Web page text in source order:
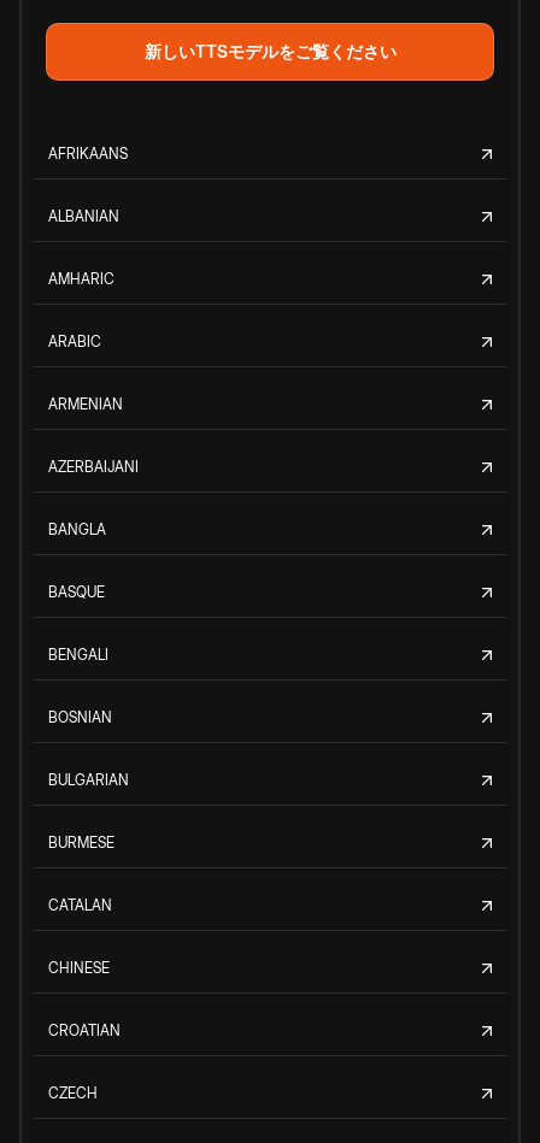
新しいTTSモデルをご覧ください
AFRIKAANS
ALBANIAN
AMHARIC
ARABIC
ARMENIAN
AZERBAIJANI
BANGLA
BASQUE
BENGALI
BOSNIAN
BULGARIAN
BURMESE
CATALAN
CHINESE
CROATIAN
CZECH